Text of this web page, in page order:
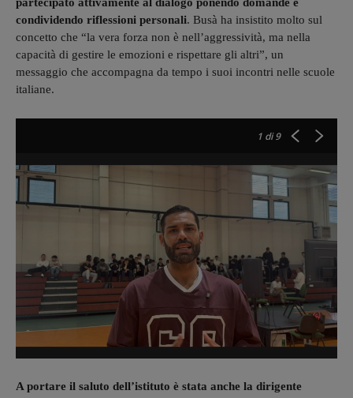
condividendo riflessioni personali. Busà ha insistito molto sul
concetto che “la vera forza non è nell’aggressività, ma nella
capacità di gestire le emozioni e rispettare gli altri”, un
messaggio che accompagna da tempo i suoi incontri nelle scuole
italiane.
1 di 9
A portare il saluto dell’istituto è stata anche la dirigente